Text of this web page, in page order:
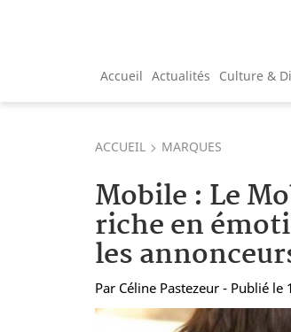
Accueil Actualités Culture &
ACCUEIL MARQUES
Mobile : Le
riche en
les
Par Céline Pastezeur - Publié le